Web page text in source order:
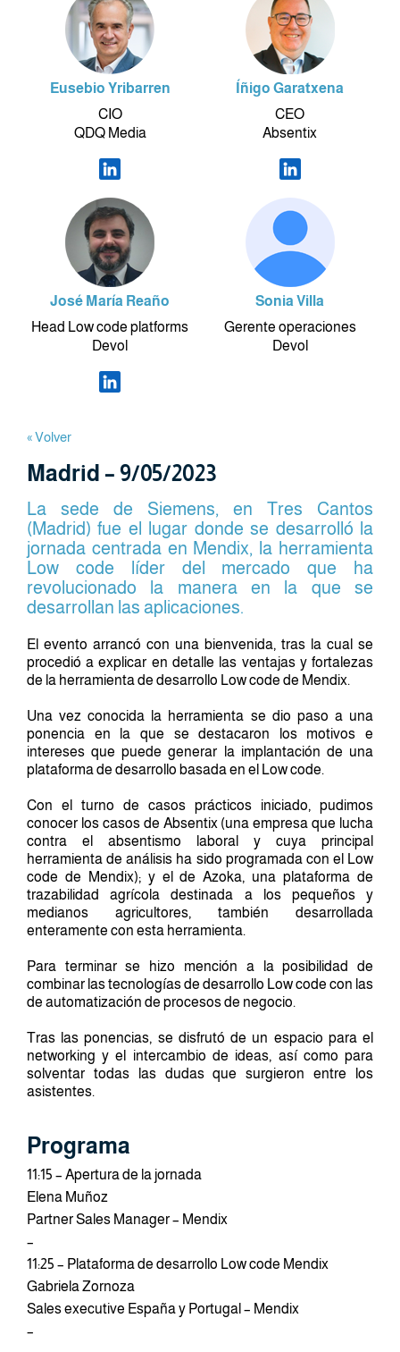
Eusebio Yribarren
CIO
QDQ Media
Íñigo Garatxena
CEO
Absentix
José María Reaño
Head Low code platforms
Devol
Sonia Villa
Gerente operaciones
Devol
« Volver
Madrid – 9/05/2023
La sede de Siemens, en Tres Cantos
(Madrid) fue el lugar donde se desarrolló la
jornada centrada en Mendix, la herramienta
Low code líder del mercado que ha
revolucionado la manera en la que se
desarrollan las aplicaciones.
El evento arrancó con una bienvenida, tras la cual se
procedió a explicar en detalle las ventajas y fortalezas
de la herramienta de desarrollo Low code de Mendix.
Una vez conocida la herramienta se dio paso a una
ponencia en la que se destacaron los motivos e
intereses que puede generar la implantación de una
plataforma de desarrollo basada en el Low code.
Con el turno de casos prácticos iniciado, pudimos
conocer los casos de Absentix (una empresa que lucha
contra el absentismo laboral y cuya principal
herramienta de análisis ha sido programada con el Low
code de Mendix); y el de Azoka, una plataforma de
trazabilidad agrícola destinada a los pequeños y
medianos agricultores, también desarrollada
enteramente con esta herramienta.
Para terminar se hizo mención a la posibilidad de
combinar las tecnologías de desarrollo Low code con las
de automatización de procesos de negocio.
Tras las ponencias, se disfrutó de un espacio para el
networking y el intercambio de ideas, así como para
solventar todas las dudas que surgieron entre los
asistentes.
Programa
11:15 – Apertura de la jornada
Elena Muñoz
Partner Sales Manager – Mendix
–
11:25 – Plataforma de desarrollo Low code Mendix
Gabriela Zornoza
Sales executive España y Portugal – Mendix
–